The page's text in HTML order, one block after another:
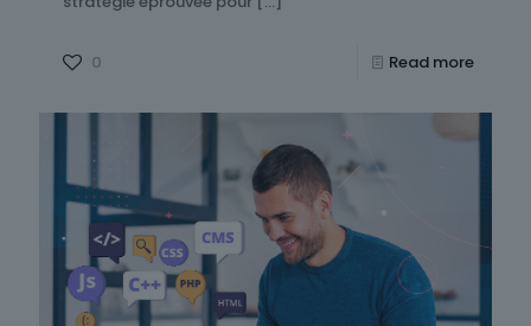
0 Read more